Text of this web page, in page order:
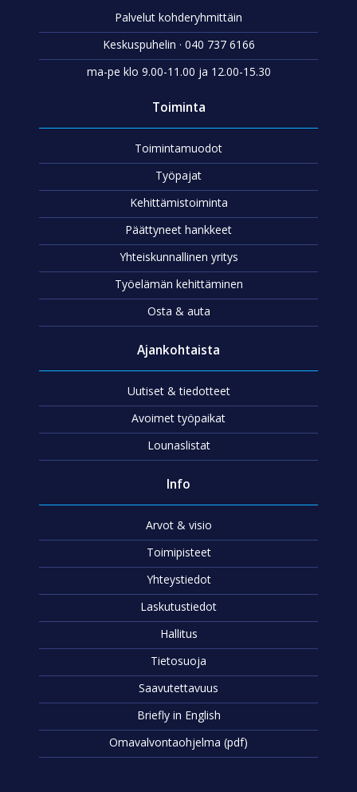
Palvelut kohderyhmittäin
Keskuspuhelin · 040 737 6166
ma-pe klo 9.00-11.00 ja 12.00-15.30
Toiminta
Toimintamuodot
Työpajat
Kehittämistoiminta
Päättyneet hankkeet
Yhteiskunnallinen yritys
Työelämän kehittäminen
Osta & auta
Ajankohtaista
Uutiset & tiedotteet
Avoimet työpaikat
Lounaslistat
Info
Arvot & visio
Toimipisteet
Yhteystiedot
Laskutustiedot
Hallitus
Tietosuoja
Saavutettavuus
Briefly in English
Omavalvontaohjelma (pdf)